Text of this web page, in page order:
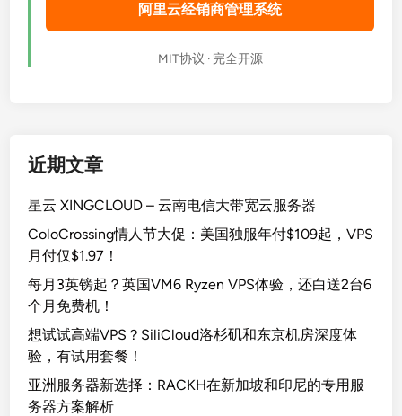
阿里云经销商管理系统
MIT协议 · 完全开源
近期文章
星云 XINGCLOUD – 云南电信大带宽云服务器
ColoCrossing情人节大促：美国独服年付$109起，VPS
月付仅$1.97！
每月3英镑起？英国VM6 Ryzen VPS体验，还白送2台6
个月免费机！
想试试高端VPS？SiliCloud洛杉矶和东京机房深度体
验，有试用套餐！
亚洲服务器新选择：RACKH在新加坡和印尼的专用服
务器方案解析